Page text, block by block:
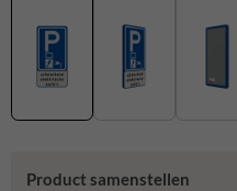
Product samenstellen